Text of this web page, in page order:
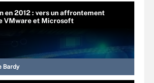
en 2012 : vers un affrontement
VMware et Microsoft
Bardy